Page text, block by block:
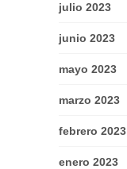
julio 2023
junio 2023
mayo 2023
marzo 2023
febrero 2023
enero 2023